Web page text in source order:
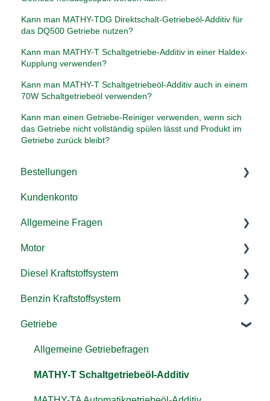
Kann man MATHY-TDG Direktschalt-Getriebeöl-Additiv für
das DQ500 Getriebe nutzen?
Kann man MATHY-T Schaltgetriebe-Additiv in einer Haldex-
Kupplung verwenden?
Kann man MATHY-T Schaltgetriebeöl-Additiv auch in einem
70W Schaltgetriebeöl verwenden?
Kann man einen Getriebe-Reiniger verwenden, wenn sich
das Getriebe nicht vollständig spülen lässt und Produkt im
Getriebe zurück bleibt?
Bestellungen
Versand & Lieferung
Rücksendung & Rückerstattung
Zahlung/ Rechnung
Bestellen
Gutschein einlösen
Kundenkonto
Allgemeine Fragen
Additive
Kraftstoffsystem
Landmaschinen, LKW & co.
Motor
Allgemeine Fragen
MATHY-M Motoröl-Additiv
MATHY-C Motorinnenreiniger
MATHY-DropStop Dichtungs-Additiv
MATHY-VS Viskositätsstabilisator
Diesel Kraftstoffsystem
Anwendung Allgemein
MATHY Diesel-Komplett-Kur
MATHY-ID Injektor-Reiniger Diesel
MATHY-AGR Systemreiniger AGR-Ventil/
Benzin Kraftstoffsystem
Allgemein
MATHY-FB Benzin-Pflege-Kraftstoffadditiv
Getriebe
Allgemeine Getriebefragen
MATHY-T Schaltgetriebeöl-Additiv